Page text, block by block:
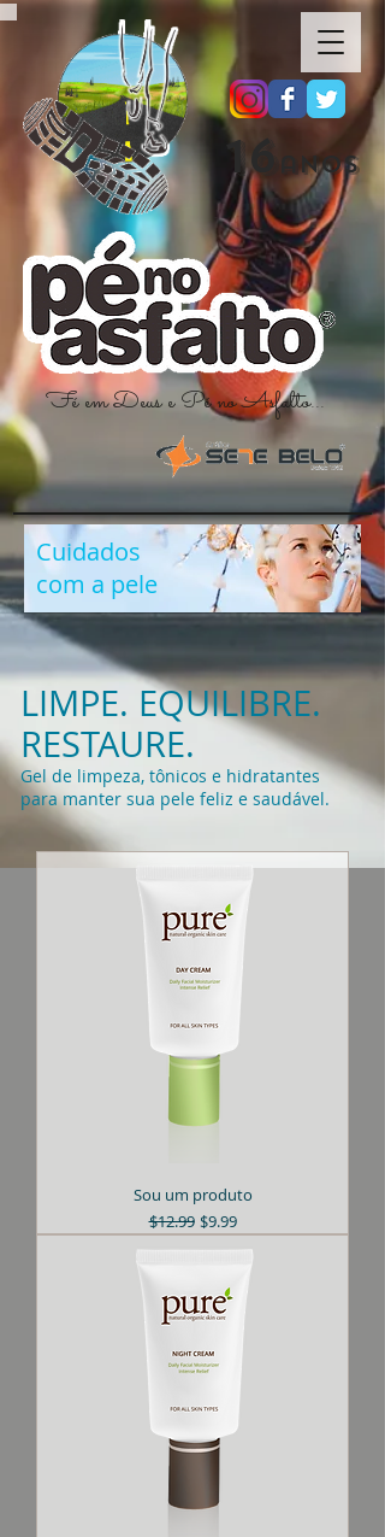
16 anos
Fé em Deus e Pé no Asfalto...
Cuidados
com a pele
LIMPE. EQUILIBRE.
RESTAURE.
Gel de limpeza, tônicos e hidratantes
para manter sua pele feliz e saudável.
Sou um produto
Preço normal
$12.99 Preço promocional
$9.99